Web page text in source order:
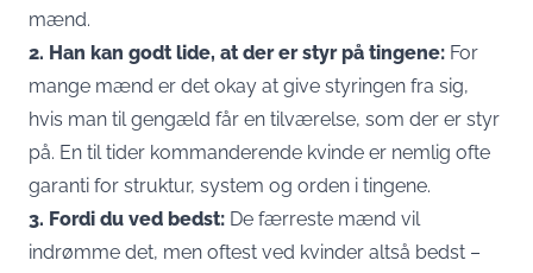
mænd.
2. Han kan godt lide, at der er styr på tingene: For
mange mænd er det okay at give styringen fra sig,
hvis man til gengæld får en tilværelse, som der er styr
på. En til tider kommanderende kvinde er nemlig ofte
garanti for struktur, system og orden i tingene.
3. Fordi du ved bedst: De færreste mænd vil
indrømme det, men oftest ved kvinder altså bedst –